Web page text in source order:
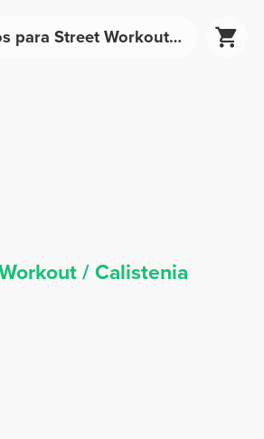
Suplementos para Street Workout - Nutrição Desportiva | Prozis
/ Calistenia